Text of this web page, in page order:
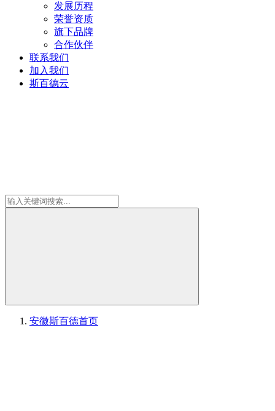
发展历程
荣誉资质
旗下品牌
合作伙伴
联系我们
加入我们
斯百德云
安徽斯百德首页